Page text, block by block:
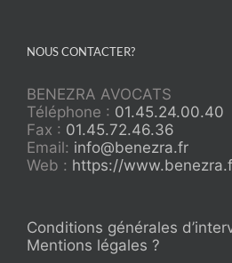
NOUS CONTACTER?
BENEZRA AVOCATS
Téléphone : 01.45.24.00.40
Fax : 01.45.72.46.36
Email: info@benezra.fr
Web : https://
Conditions générales
Mentions légales ?